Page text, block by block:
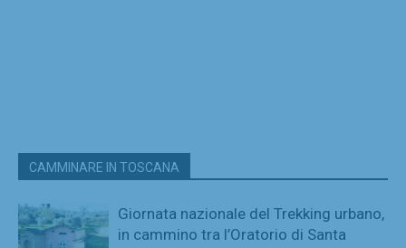
CAMMINARE IN TOSCANA
Giornata nazionale del Trekking urbano,
in cammino tra l’Oratorio di Santa